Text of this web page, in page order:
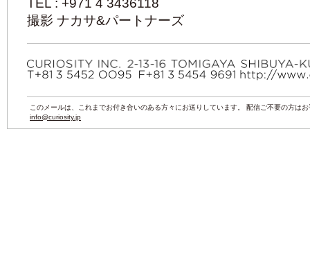
TEL : +971 4 3436118
撮影 ナカサ&パートナーズ
このメールは、これまでお付き合いのある方々にお送りしています。 配信ご不要の方は
info@curiosity.jp